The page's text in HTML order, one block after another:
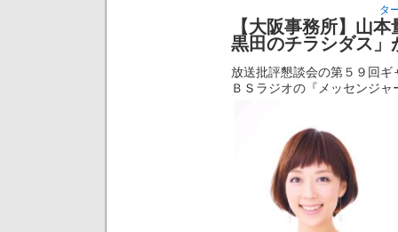
タ
【大阪事務所】山
黒田のチラシダス」
放送批評懇談会の第５９回
ＢＳラジオの『メッセンジ